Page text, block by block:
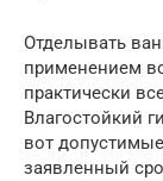
Отделывать
применением
практически
Влагостойкий
вот
заявленный